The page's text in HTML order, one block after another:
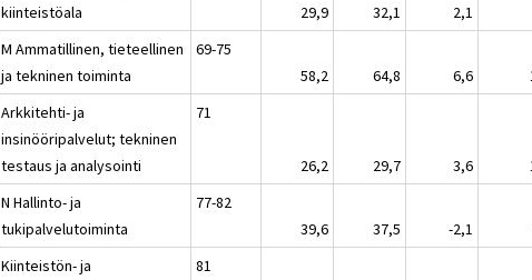
kiinteistöala
29,9 32,1 2,1
M Ammatillinen, tieteellinen
ja tekninen toiminta
69-75
58,2
64,8 6,6
Arkkitehti- ja
insinööripalvelut; tekninen
testaus ja analysointi
71
26,2 29,7 3,6
N Hallinto- ja
tukipalvelutoiminta
77-82
39,6
37,5 -2,1
Kiinteistön- ja
81